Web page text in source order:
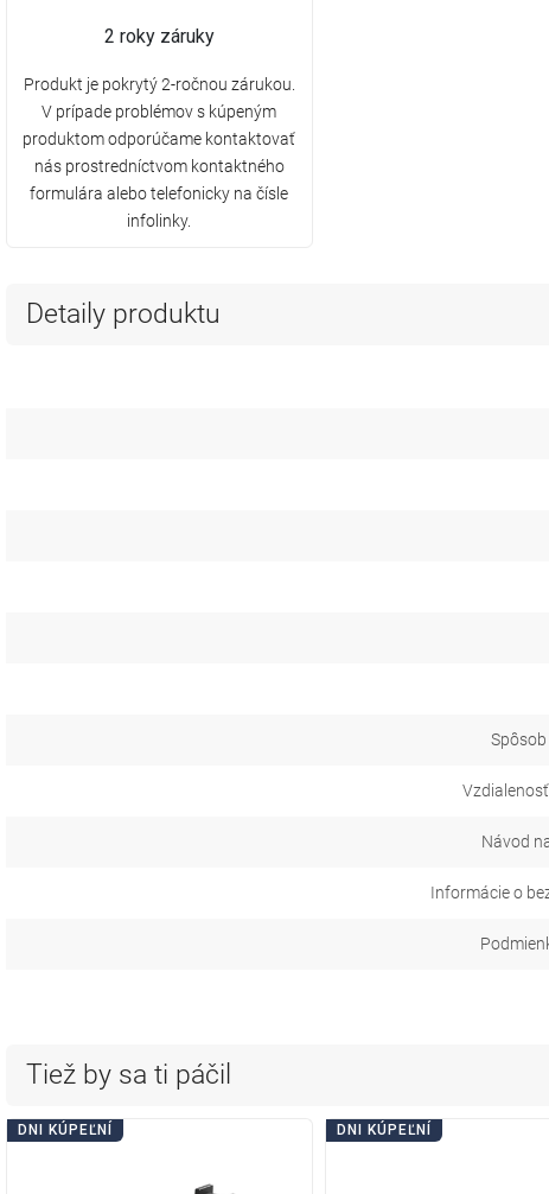
2 roky záruky
Produkt je pokrytý 2-ročnou zárukou.
V prípade problémov s kúpeným
produktom odporúčame kontaktovať
nás prostredníctvom kontaktného
formulára alebo telefonicky na čísle
infolinky.
Detaily produktu
Návod
Informácie o
Tiež by sa ti páčil
DNI KÚPEĽNÍ DNI KÚPEĽNÍ